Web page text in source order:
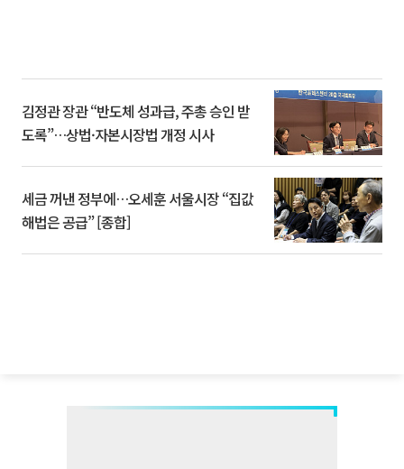
김정관 장관 “반도체 성과급, 주총 승인 받
도록”…상법·자본시장법 개정 시사
세금 꺼낸 정부에…오세훈 서울시장 “집값
해법은 공급” [종합]